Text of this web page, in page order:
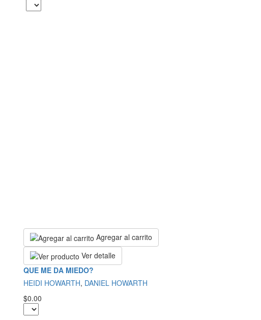
Agregar al carrito
Ver detalle
QUE ME DA MIEDO?
HEIDI HOWARTH, DANIEL HOWARTH
$0.00